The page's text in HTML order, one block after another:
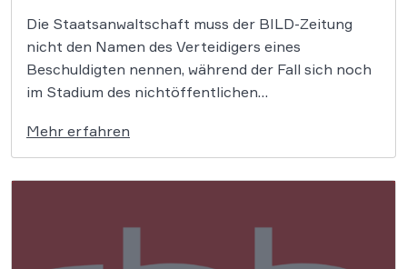
Die Staatsanwaltschaft muss der BILD-Zeitung
nicht den Namen des Verteidigers eines
Beschuldigten nennen, während der Fall sich noch
im Stadium des nichtöffentlichen
befindet. Die Auskunft wollte er erhalten, um über
den Verteidiger an den mutmaßlichen Täter zu
gelangen, um mit diesem dann weitergehend
Mehr erfahren